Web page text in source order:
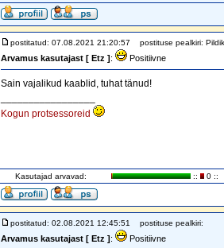
postitatud: 07.08.2021 21:20:57 postituse pealkiri:
Arvamus kasutajast [ Etz ]: Positiivne
Sain vajalikud kaablid, tuhat tänud!
Kogun protsessoreid
Kasutajad arvavad: :: 0 ::
postitatud: 02.08.2021 12:45:51 postituse pealkiri:
Arvamus kasutajast [ Etz ]: Positiivne